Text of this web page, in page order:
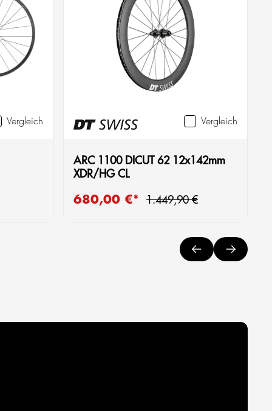
Vergleich Vergleich
ARC 1100 DICUT 62 12x142mm
XDR/HG CL
Verkaufspreis:
680,00 €* Regulärer Preis:
1.449,90 €